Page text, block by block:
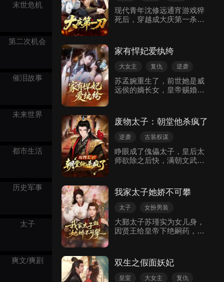
末世危机
第二次机会
催泪故事
未来世界
都市生活
历史军事
太子
爽文/爽剧
单，养娃成材，发家致富。
逆袭
古装权谋
现代青年沈修远通宵游戏猝
死后，穿越成大庆第一杀手
北凉知府苏云兮。他本想骗
钱躺平，却恰逢苏云兮率人
扫黄被抓，其刺杀目标画像
原主记忆吓退土匪，获其敬
重。苏云兮查清沈修远曾救
决税收难题，还帮她化解父
亲被陷害的冤屈，两人关系
升温。 沈修远意外结识微服
策上臣”。在二皇子栽赃平民
的公审案中，他揭露真相，
刀”意识觉醒，施展绝世刀法
平叛。最终，沈修远坦白穿
越身份，与苏云兮解开所有
误会，收获真情。
家有悍妃爱纨绔
大女主 复仇
逆袭
反击
古装权谋
古代言情
苏孟婉重生了，前世她是威
远侯的嫡长女，皇帝赐婚，
意外救了落水的堂妹苏锦
凤。在侯府祖母的驱使下，
沈淮霖同时将苏家两姐妹娶
苏孟婉当了一天皇后就残忍
地将她跟腹中的孩儿毒死，
都是她和沈淮霖设的局。重
生后，回到赐婚那天，这次
苏孟婉果断拒绝沈淮霖，选
王。可谁知这誉王的纨绔，
也只是表面的伪装。最后两
废物太子：朝堂他杀疯了
逆袭
古装权谋
穿越重生
太子
动态漫
睁眼成了傀儡太子，皇后太
师欲除之后快，满朝文武皆
血海中爬出的北境兵魂！跟
我玩权谋？我掀了这棋盘，
用你们的人头，铺一条帝王
我家太子她娇不可攀
太子
女扮男装
日久生情
古装权谋
古代言情
大鄞太子苏瑾实为女儿身，
因贤王给皇帝下绝嗣药，皇
权的摄政王萧恒有嫌隙，却
在贤王设计下，于皇宫偏殿
意外发生关系。萧恒察觉寒
双生之假面妖妃
皇室 大女主
复仇